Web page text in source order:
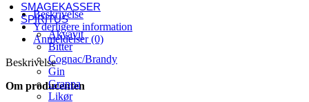
SMAGEKASSER
SPIRITUS
Akvavit
Bitter
Cognac/Brandy
Gin
Grappa
Likør
Beskrivelse
Yderligere information
Anmeldelser (0)
Beskrivelse
Om producenten